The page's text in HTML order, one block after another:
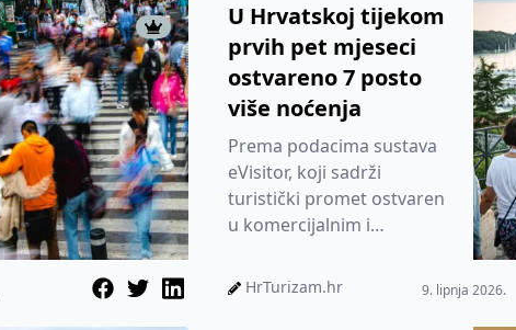
U Hrvatskoj tijekom
prvih pet mjeseci
ostvareno 7 posto
više noćenja
Prema podacima sustava
eVisitor, koji sadrži
turistički promet ostvaren
u komercijalnim i
te nautičkom charteru
HrTurizam.hr 9. lipnja 2026.